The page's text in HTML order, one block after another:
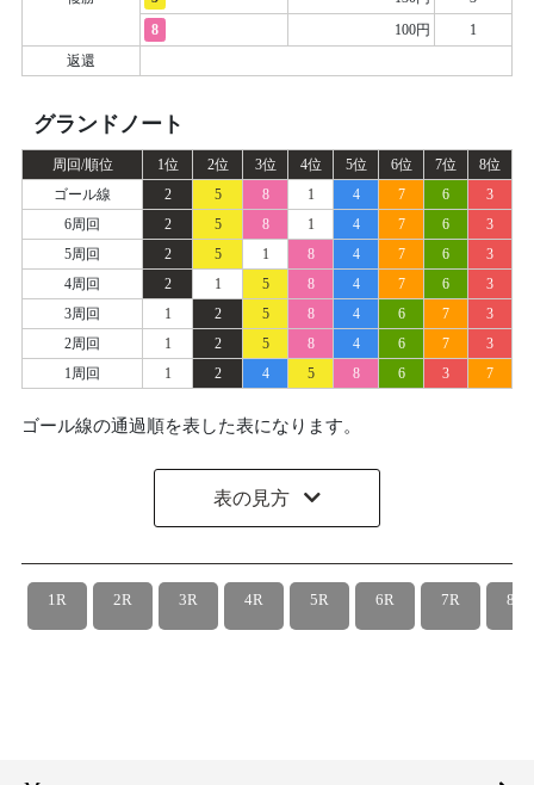
8
100円
1
返還
グランドノート
周回/順位 1位 2位 3位 4位 5位 6位 7位
8位
ゴール線
2 5 8 1 4 7 6
3
6周回
2 5 8 1 4 7 6
3
5周回
2 5 1 8 4 7 6
3
4周回
2 1 5 8 4 7 6
3
3周回
1 2 5 8 4 6 7
3
2周回
1 2 5 8 4 6 7
3
1周回
1 2 4 5 8 6 3 7
ゴール線の通過順を表した表になります。
表の見方
1R 2R 3R 4R 5R 6R 7R 8R